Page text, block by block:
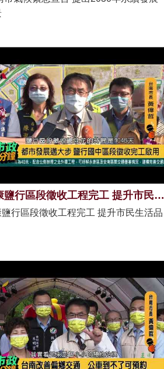
永康鹽行區段徵收工程完工 提升市民生活品質
鹽行區段徵收工程完工 提升市民生活品